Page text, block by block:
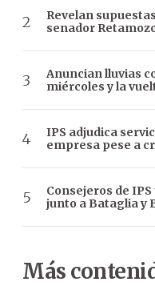
Revelan
senador
Anuncian lluvias
miércoles y la
IPS adjudica
empresa pese a
Consejeros de
junto a Bataglia y
Más